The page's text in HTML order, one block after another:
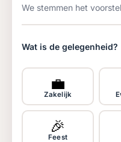
We stemmen het
Wat is de gelegenheid?
💼
Zakelijk
🎉
Feest